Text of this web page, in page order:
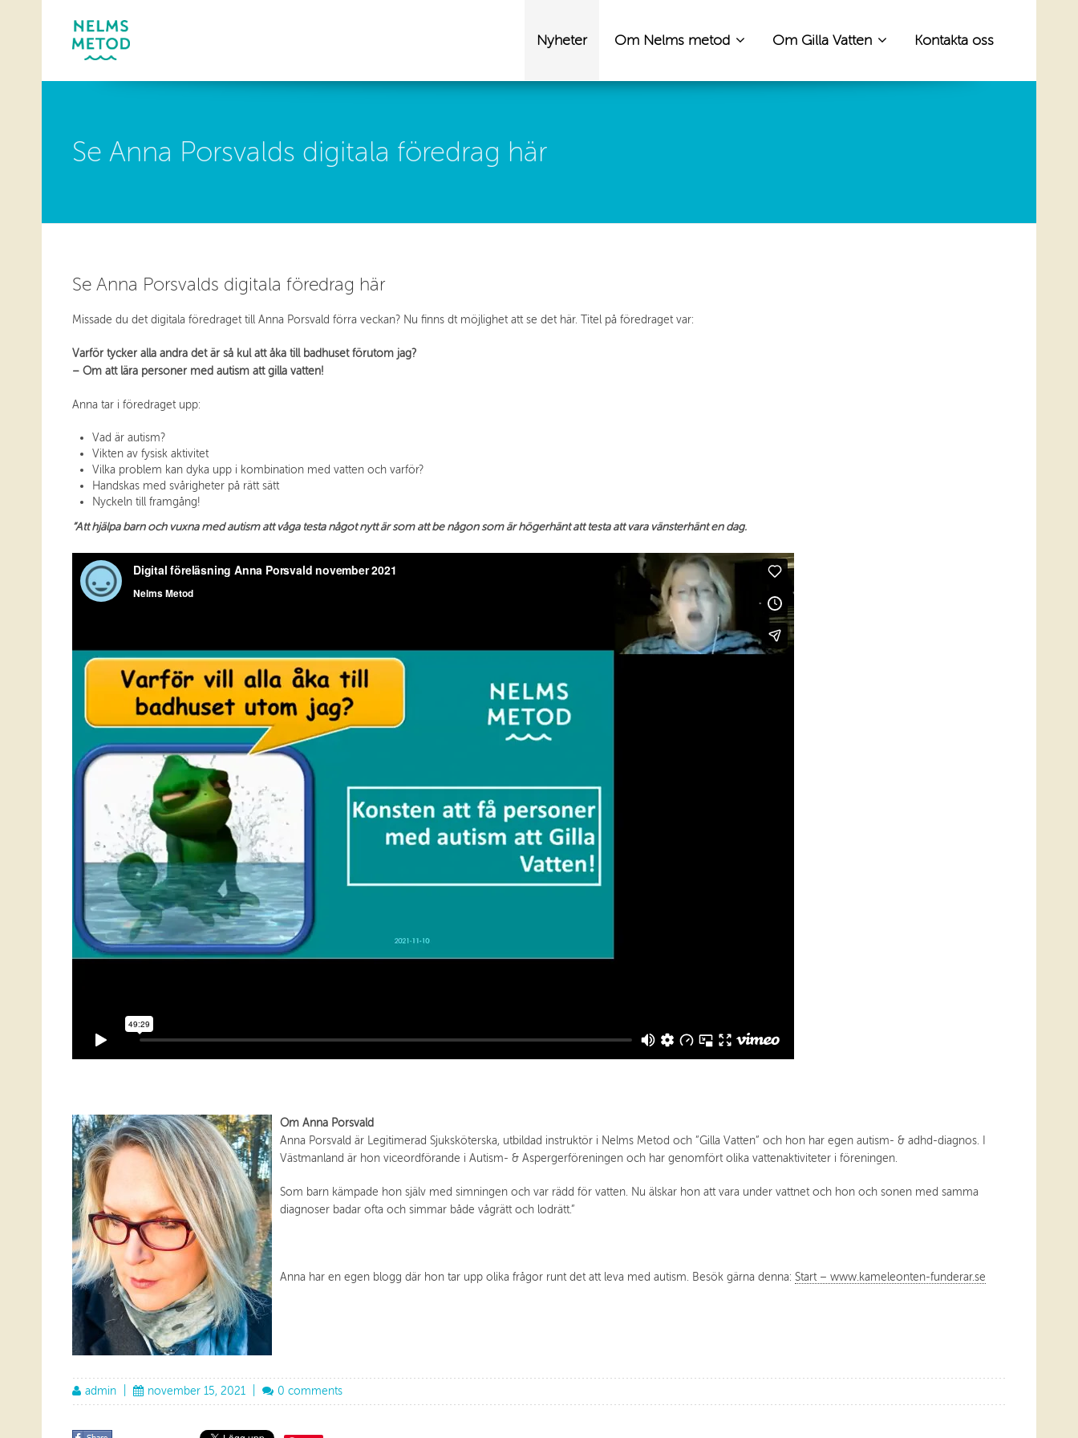
Nyheter Om Nelms metod Om Gilla Vatten Kontakta oss
Se Anna Porsvalds digitala föredrag här
Se Anna Porsvalds digitala föredrag här
Missade du det digitala föredraget till Anna Porsvald förra veckan? Nu finns dt möjlighet att se det här. Titel på föredraget var:
Varför tycker alla andra det är så kul att åka till badhuset förutom jag?
– Om att lära personer med autism att gilla vatten!
Anna tar i föredraget upp:
Vad är autism?
Vikten av fysisk aktivitet
Vilka problem kan dyka upp i kombination med vatten och varför?
Handskas med svårigheter på rätt sätt
Nyckeln till framgång!
”Att hjälpa barn och vuxna med autism att våga testa något nytt är som att be någon som är högerhänt att testa att vara vänsterhänt en dag.
Om Anna Porsvald
Anna Porsvald är Legitimerad Sjuksköterska, utbildad instruktör i Nelms Metod och ”Gilla Vatten” och hon har egen autism- & adhd-diagnos. I
Västmanland är hon viceordförande i Autism- & Aspergerföreningen och har genomfört olika vattenaktiviteter i föreningen.
Som barn kämpade hon själv med simningen och var rädd för vatten. Nu älskar hon att vara under vattnet och hon och sonen med samma
diagnoser badar ofta och simmar både vågrätt och lodrätt.”
Anna har en egen blogg där hon tar upp olika frågor runt det att leva med autism. Besök gärna denna: Start – www.kameleonten-funderar.se
admin november 15, 2021 0 comments